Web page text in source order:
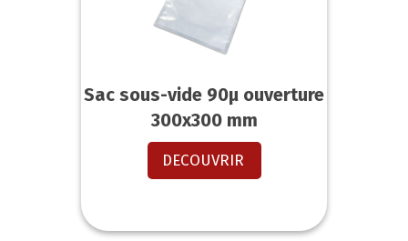
Sac sous-vide 90µ ouverture
300x300 mm
DECOUVRIR